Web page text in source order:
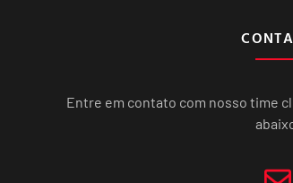
Entre em contato com nosso time